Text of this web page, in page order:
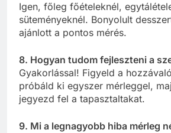
Igen, főleg főételeknél,
süteményeknél. Bonyolult
ajánlott a pontos mérés.
8. Hogyan tudom fejleszteni a
Gyakorlással! Figyeld a
próbáld ki egyszer mérleggel,
jegyezd fel a tapasztaltakat.
9. Mi a legnagyobb hiba mérleg